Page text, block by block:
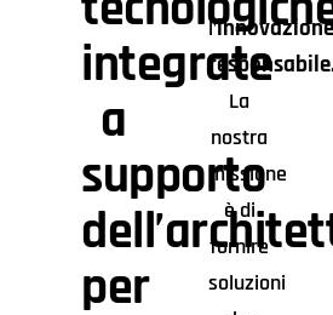
integrate
a
supporto
per
l’innovazione
responsabile.
La
nostra
missione
è di
fornire
soluzioni